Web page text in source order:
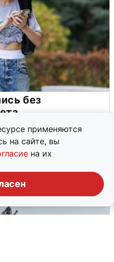
применяются
на сайте, вы
на их
без